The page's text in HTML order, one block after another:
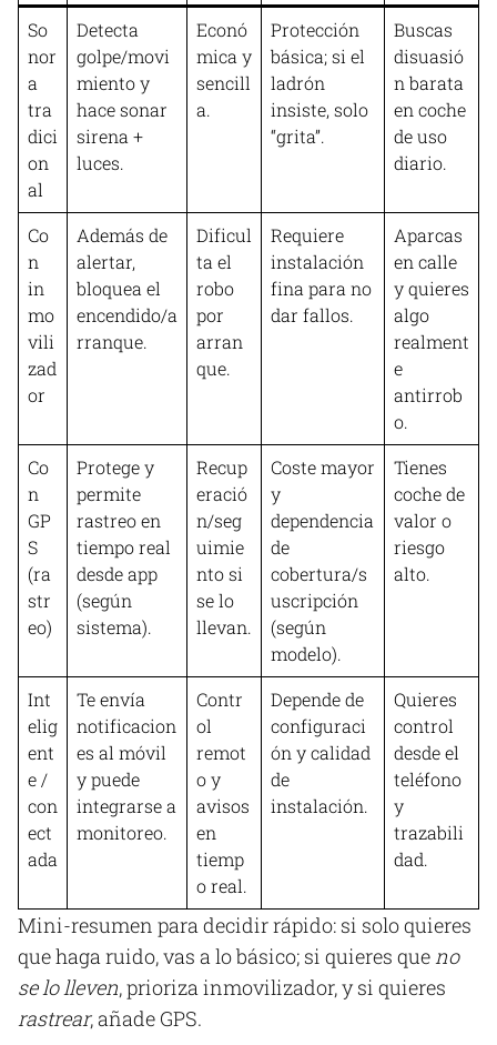
So
nor
a
tra
dici
on
al
Detecta
golpe/movi
miento y
hace sonar
sirena +
luces.
Econó
mica y
sencill
a.
Protección
básica; si el
ladrón
insiste, solo
“grita”.
Buscas
disuasió
n barata
en coche
de uso
diario.
Co
n
in
mo
vili
zad
or
Además de
alertar,
bloquea el
encendido/a
rranque.
Dificul
ta el
robo
por
arran
que.
Requiere
instalación
fina para no
dar fallos.
Aparcas
en calle
y quieres
algo
realment
e
antirrob
o.
Co
n
GP
S
(ra
str
eo)
Protege y
permite
rastreo en
tiempo real
desde app
(según
sistema).
Recup
eració
n/seg
uimie
nto si
se lo
llevan.
Coste mayor
y
dependencia
de
cobertura/s
uscripción
(según
modelo).
Tienes
coche de
valor o
riesgo
alto.
Int
elig
ent
e /
con
ect
ada
Te envía
notificacion
es al móvil
y puede
integrarse a
monitoreo.
Contr
ol
remot
o y
avisos
en
tiemp
o real.
Depende de
configuraci
ón y calidad
de
instalación.
Quieres
control
desde el
teléfono
y
trazabili
dad.
Mini-resumen para decidir rápido: si solo quieres
que haga ruido, vas a lo básico; si quieres que no
se lo lleven, prioriza inmovilizador, y si quieres
rastrear, añade GPS.